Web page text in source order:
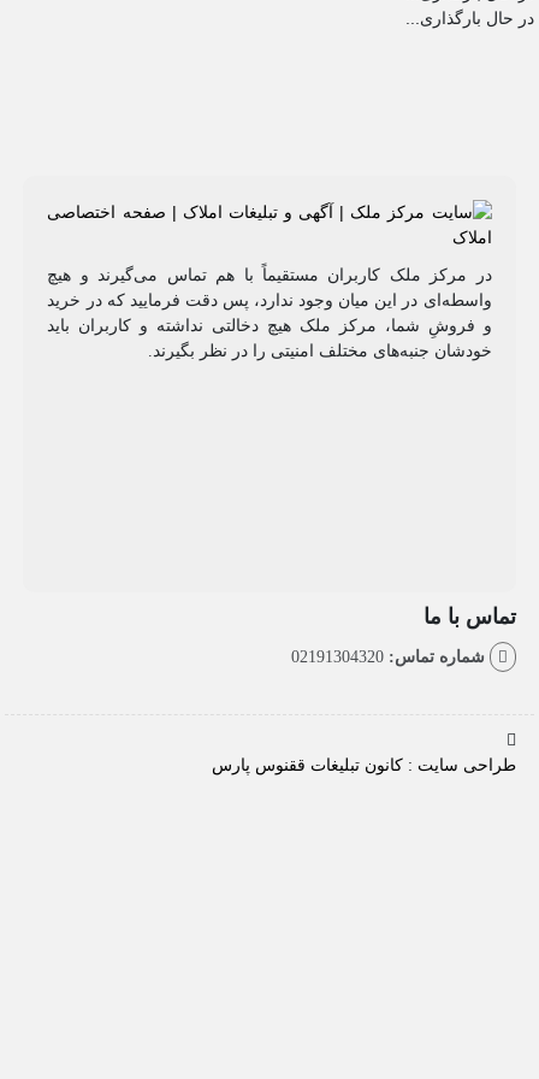
مرکز ملک کاربران مستقیماً با هم تماس می‌گیرند و هیچ
در این میان وجود ندارد، پس دقت فرمایید که در خرید
شما، مرکز ملک هیچ دخالتی نداشته و کاربران باید
جنبه‌های مختلف امنیتی را در نظر بگیرند.
ما
تماس: 02191304320
سایت : کانون تبلیغات ققنوس پارس